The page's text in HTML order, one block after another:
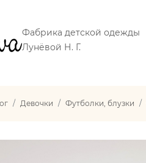
Фабрика детской одежды
Лунёвой Н. Г.
Девочки Футболки, блузки